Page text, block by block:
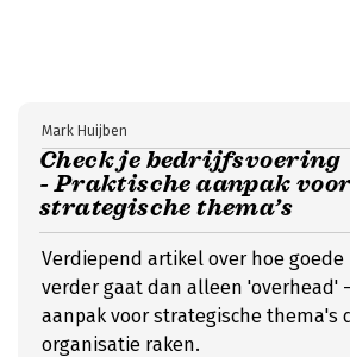
Check je bedrijfsvoering
- Praktische aanpak
strategische thema’s
Mark Huijben
Verdiepend artikel over hoe
verder gaat dan alleen 'overhead'
aanpak voor strategische thema's
organisatie raken.